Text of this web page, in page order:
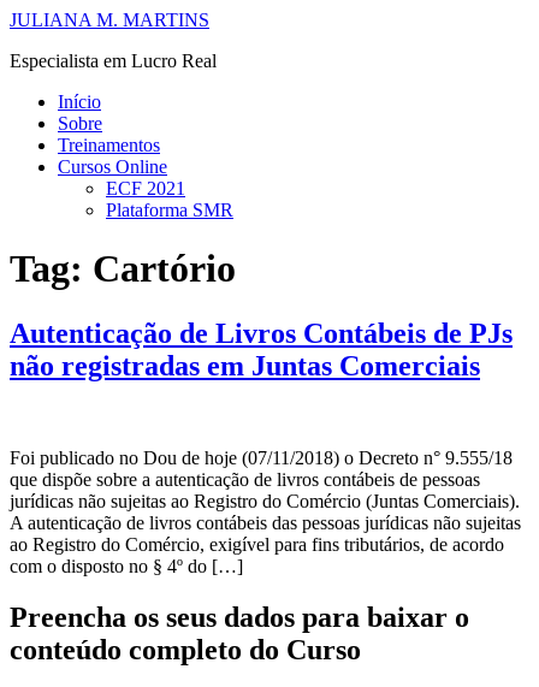
Ir
o
JULIANA M. MARTINS
Especialista em Lucro Real
Início
Sobre
Treinamentos
Cursos Online
ECF 2021
Plataforma SMR
Tag: Cartório
Autenticação de Livros Contábeis de PJs
não registradas em Juntas Comerciais
Foi publicado no Dou de hoje (07/11/2018) o Decreto n° 9.555/18
que dispõe sobre a autenticação de livros contábeis de pessoas
jurídicas não sujeitas ao Registro do Comércio (Juntas Comerciais).
A autenticação de livros contábeis das pessoas jurídicas não sujeitas
ao Registro do Comércio, exigível para fins tributários, de acordo
com o disposto no § 4º do […]
Preencha os seus dados para baixar o
conteúdo completo do Curso